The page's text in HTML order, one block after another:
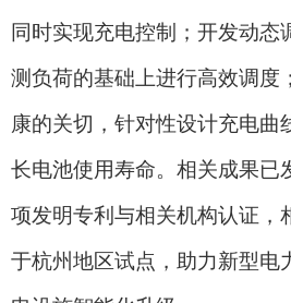
同时实现充电控制；开发动态
测负荷的基础上进行高效调度
康的关切，针对性设计充电曲
长电池使用寿命。相关成果已
项发明专利与相关机构认证，
于杭州地区试点，助力新型电